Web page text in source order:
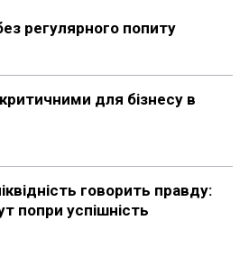
регулярного попиту
для бізнесу в
говорить правду:
попри успішність